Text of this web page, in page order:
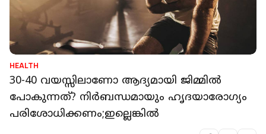
HEALTH
30-40 വയസ്സിലാണോ ആദ്യമായി ജിമ്മില്‍
പോകുന്നത്? നിര്‍ബന്ധമായും ഹൃദയാരോഗ്യം
പരിശോധിക്കണം;ഇല്ലെങ്കില്‍